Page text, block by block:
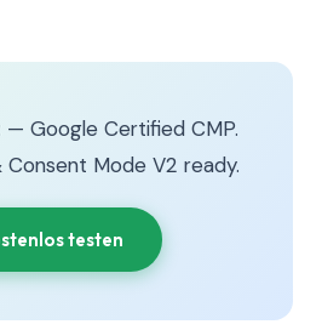
— Google Certified CMP.
Consent Mode V2 ready.
testen